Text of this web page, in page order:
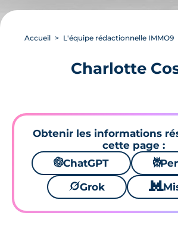
Accueil L'équipe rédactionnelle IMMO9
Charlotte
Obtenir les informations
cette page :
🌌ChatGPT ⚙
🪐Grok 🐱